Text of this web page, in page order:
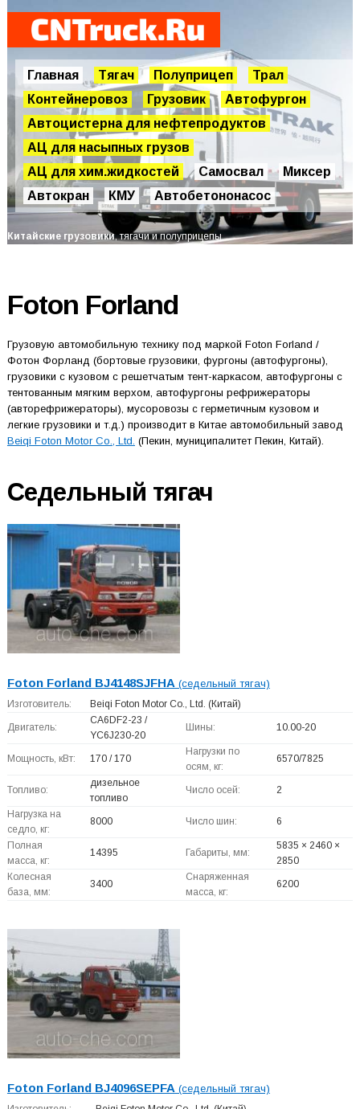
Главная Тягач Полуприцеп
Трал
Контейнеровоз
Грузовик
Автофургон
Автоцистерна для нефтепродуктов
АЦ для насыпных грузов
АЦ для хим.жидкостей
Самосвал
Миксер
Автокран
КМУ Автобетононасос
Китайские грузовики, тягачи и полуприцепы
Foton Forland
Грузовую автомобильную технику под маркой Foton Forland /
Фотон Форланд (бортовые грузовики, фургоны (автофургоны),
грузовики с кузовом с решетчатым тент-каркасом, автофургоны с
тентованным мягким верхом, автофургоны рефрижераторы
(авторефрижераторы), мусоровозы с герметичным кузовом и
легкие грузовики и т.д.) производит в Китае автомобильный завод
Beiqi Foton Motor Co., Ltd. (Пекин, муниципалитет Пекин, Китай).
Седельный тягач
Foton Forland BJ4148SJFHA (седельный тягач)
Изготовитель: Beiqi Foton Motor Co., Ltd. (Китай)
Двигатель:
CA6DF2-23 /
YC6J230-20
Шины: 10.00-20
Мощность, кВт: 170 / 170
Нагрузки по
осям, кг:
6570/7825
Топливо:
дизельное
топливо
Число осей: 2
Нагрузка на
седло, кг:
8000 Число шин: 6
Полная
масса, кг:
14395 Габариты, мм:
5835 × 2460 ×
2850
Колесная
база, мм:
3400
Снаряженная
масса, кг:
6200
Foton Forland BJ4096SEPFA(седельный тягач)